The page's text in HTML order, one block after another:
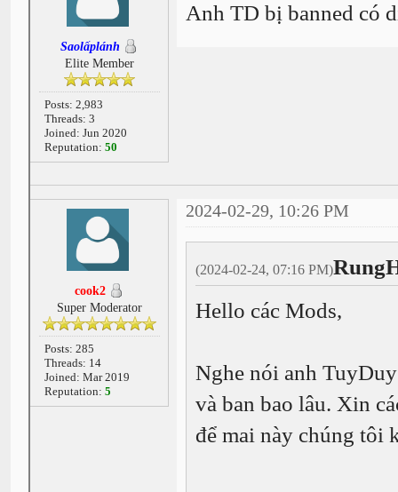
Saolấplánh
Elite Member
Posts: 2,983
Threads: 3
Joined: Jun 2020
Reputation: 50
Anh TD bị banned có
cook2
Super Moderator
Posts: 285
Threads: 14
Joined: Mar 2019
Reputation: 5
2024-02-29, 10:26 PM
(2024-02-24, 07:16 PM)
Hello các Mods,
Nghe nói anh
và ban bao lâu. Xin
để mai này chúng tôi